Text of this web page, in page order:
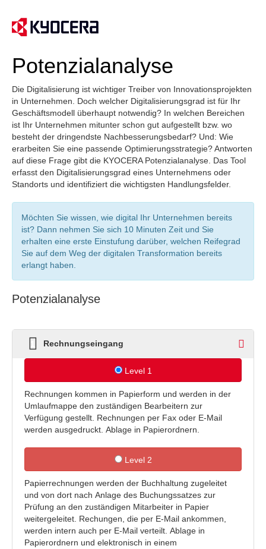
Potenzialanalyse
Die Digitalisierung ist wichtiger Treiber von Innovationsprojekten
in Unternehmen. Doch welcher Digitalisierungsgrad ist für Ihr
Geschäftsmodell überhaupt notwendig? In welchen Bereichen
ist Ihr Unternehmen mitunter schon gut aufgestellt bzw. wo
besteht der dringendste Nachbesserungsbedarf? Und: Wie
erarbeiten Sie eine passende Optimierungsstrategie? Antworten
auf diese Frage gibt die KYOCERA Potenzialanalyse. Das Tool
erfasst den Digitalisierungsgrad eines Unternehmens oder
Standorts und identifiziert die wichtigsten Handlungsfelder.
Möchten Sie wissen, wie digital Ihr Unternehmen bereits
ist? Dann nehmen Sie sich 10 Minuten Zeit und Sie
erhalten eine erste Einstufung darüber, welchen Reifegrad
Sie auf dem Weg der digitalen Transformation bereits
erlangt haben.
Potenzialanalyse
Rechnungseingang
Level 1
Rechnungen kommen in Papierform und werden in der
Umlaufmappe den zuständigen Bearbeitern zur
Verfügung gestellt. Rechnungen per Fax oder E-Mail
werden ausgedruckt. Ablage in Papierordnern.
Level 2
Papierrechnungen werden der Buchhaltung zugeleitet
und von dort nach Anlage des Buchungssatzes zur
Prüfung an den zuständigen Mitarbeiter in Papier
weitergeleitet. Rechungen, die per E-Mail ankommen,
werden intern auch per E-Mail verteilt. Ablage in
Papierordnern und elektronisch in einem